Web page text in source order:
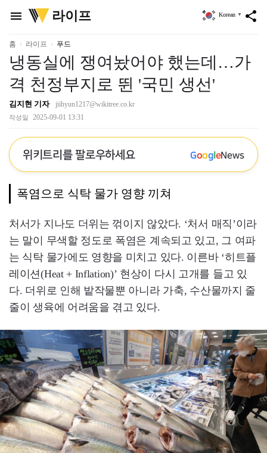
menu
위
키
리
라이프 share
Korean ▼
홈 라이프 푸드
냉동실에 쟁여놨어야 했는데…가
격 천정부지로 뛴 '국민 생선'
김지현 기자 jiihyun1217@wikitree.co.kr
작성일 2025-09-01 13:31
위키트리를 팔로우하세요 GoogleNews
폭염으로 식탁 물가 영향 끼쳐
처서가 지나도 더위는 꺾이지 않았다. ‘처서 매직’이라
는 말이 무색할 정도로 폭염은 계속되고 있고, 그 여파
는 식탁 물가에도 영향을 미치고 있다. 이른바 ‘히트플
레이션(Heat + Inflation)’ 현상이 다시 고개를 들고 있
다. 더위로 인해 밭작물뿐 아니라 가축, 수산물까지 줄
줄이 생육에 어려움을 겪고 있다.